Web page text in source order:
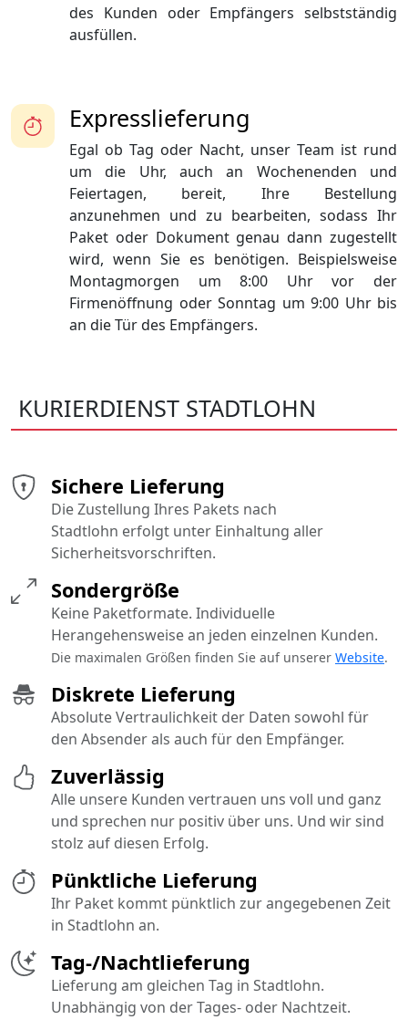
des Kunden oder Empfängers selbstständig
ausfüllen.
Expresslieferung
Egal ob Tag oder Nacht, unser Team ist rund
um die Uhr, auch an Wochenenden und
Feiertagen, bereit, Ihre Bestellung
anzunehmen und zu bearbeiten, sodass Ihr
Paket oder Dokument genau dann zugestellt
wird, wenn Sie es benötigen. Beispielsweise
Montagmorgen um 8:00 Uhr vor der
Firmenöffnung oder Sonntag um 9:00 Uhr bis
an die Tür des Empfängers.
KURIERDIENST STADTLOHN
Pünktliche Lieferung
Ihr Paket kommt pünktlich zur angegebenen Zeit
in Stadtlohn an.
Sichere Lieferung
Die Zustellung Ihres Pakets nach
Stadtlohn erfolgt unter Einhaltung aller
Sicherheitsvorschriften.
Diskrete Lieferung
Absolute Vertraulichkeit der Daten sowohl für
den Absender als auch für den Empfänger.
Tag-/Nachtlieferung
Lieferung am gleichen Tag in Stadtlohn.
Unabhängig von der Tages- oder Nachtzeit.
Sondergröße
Keine Paketformate. Individuelle
Herangehensweise an jeden einzelnen Kunden.
Die maximalen Größen finden Sie auf unserer Website.
Zuverlässig
Alle unsere Kunden vertrauen uns voll und ganz
und sprechen nur positiv über uns. Und wir sind
stolz auf diesen Erfolg.